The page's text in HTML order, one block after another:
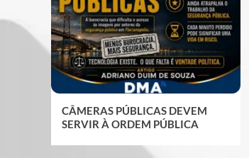
CÂMERAS PÚBLICAS DEVEM
SERVIR À ORDEM PÚBLICA